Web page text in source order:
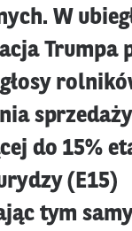
W
Trumpa
do 15%
(E15)
tym